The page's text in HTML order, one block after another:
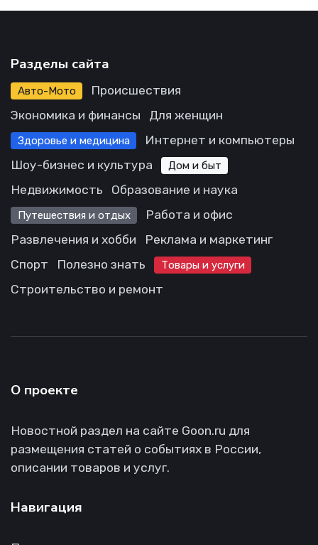
Разделы сайта
Авто-Мото
Происшествия
Экономика и финансы
Для женщин
Здоровье и медицина
Интернет и компьютеры
Шоу-бизнес и культура
Дом и быт
Недвижимость Образование и наука
Путешествия и отдых
Работа и офис
Развлечения и хобби
Реклама и маркетинг
Спорт
Полезно знать Товары и услуги
Строительство и ремонт
О проекте
Новостной раздел на сайте Goon.ru для
размещения статей о событиях в России,
описании товаров и услуг.
Навигация